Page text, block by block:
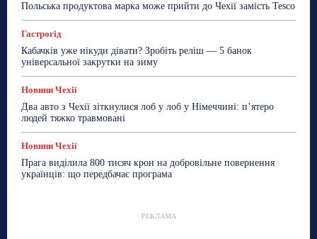
Польська продуктова марка може прийти до Чехії замість Tesco
Гастрогід
Кабачків уже нікуди дівати? Зробіть реліш — 5 банок
універсальної закрутки на зиму
Новини Чехії
Два авто з Чехії зіткнулися лоб у лоб у Німеччині: п’ятеро
людей тяжко травмовані
Новини Чехії
Прага виділила 800 тисяч крон на добровільне повернення
українців: що передбачає програма
РЕКЛАМА